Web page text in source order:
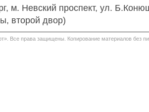
, м. Невский проспект, ул.
второй двор)
Все права защищены. Копирование материалов без